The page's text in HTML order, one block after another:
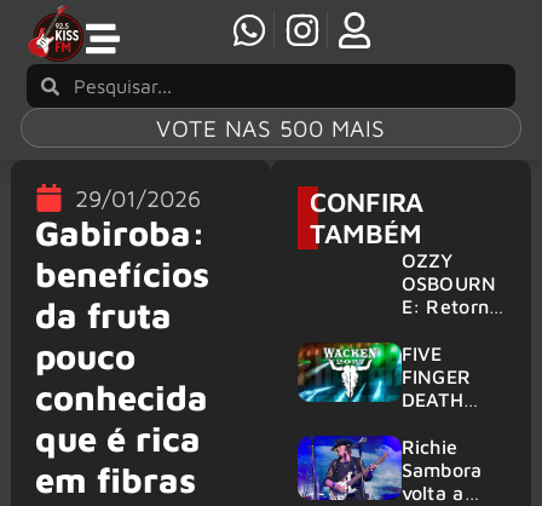
VOTE NAS 500 MAIS
29/01/2026
Gabiroba:
benefícios
da fruta
pouco
conhecida
que é rica
em fibras
CONFIRA
TAMBÉM
OZZY
OSBOURN
E: Retorno
em 2027 é
confirmad
o por
FIVE
FINGER
DEATH
HELLOWE
EN:
Gigantes
Richie
Sambora
volta a